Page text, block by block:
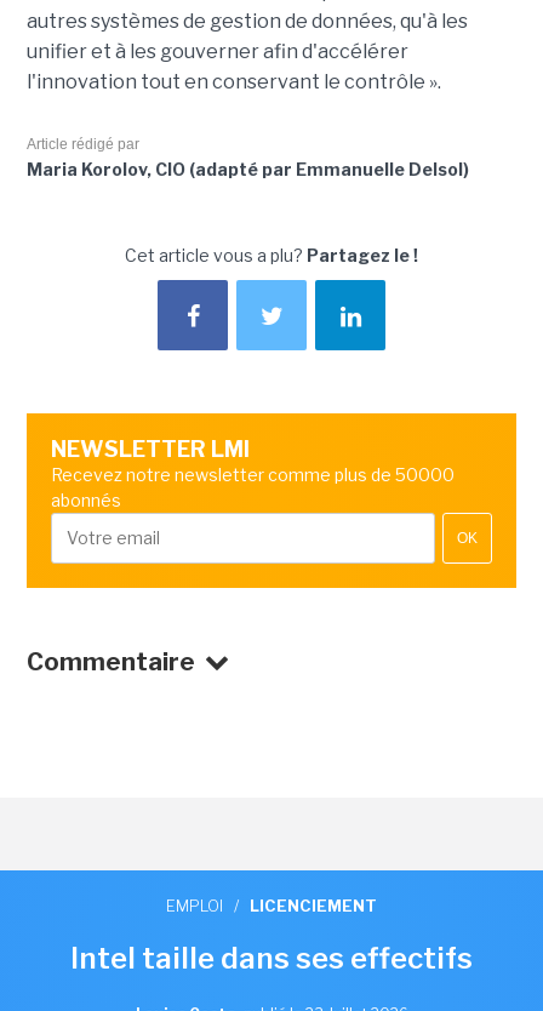
autres systèmes de gestion de données, qu'à les
unifier et à les gouverner afin d'accélérer
l'innovation tout en conservant le contrôle ».
Article rédigé par
Maria Korolov, CIO (adapté par Emmanuelle Delsol)
Cet article vous a plu? Partagez le !
NEWSLETTER LMI
Recevez notre newsletter comme plus de 50000
abonnés
OK
Commentaire
EMPLOI / LICENCIEMENT
Intel taille dans ses effectifs